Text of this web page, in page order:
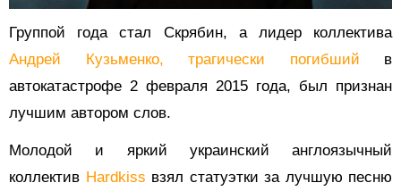
Группой года стал Скрябин, а лидер коллектива
Андрей Кузьменко, трагически погибший в
автокатастрофе 2 февраля 2015 года, был признан
лучшим автором слов.
Молодой и яркий украинский англоязычный
коллектив Hardkiss взял статуэтки за лучшую песню